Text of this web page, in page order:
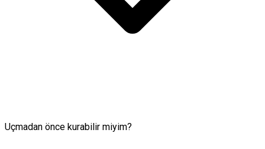
Uçmadan önce kurabilir miyim?